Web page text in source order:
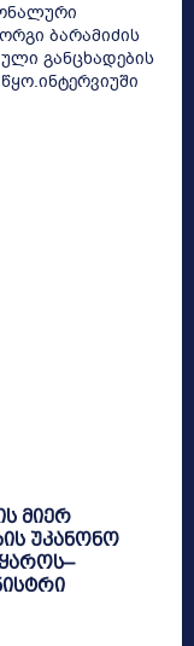
ბარამიძის
განცხადების
მიერ
უკანონო